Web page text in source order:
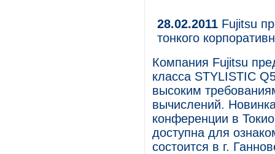
28.02.2011 Fujitsu
тонкого
Компания Fujitsu
класса STYLISTIC
высоким
вычислений.
конференции в
доступна для
состоится в г.